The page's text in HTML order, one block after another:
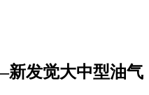
发觉大中型油气